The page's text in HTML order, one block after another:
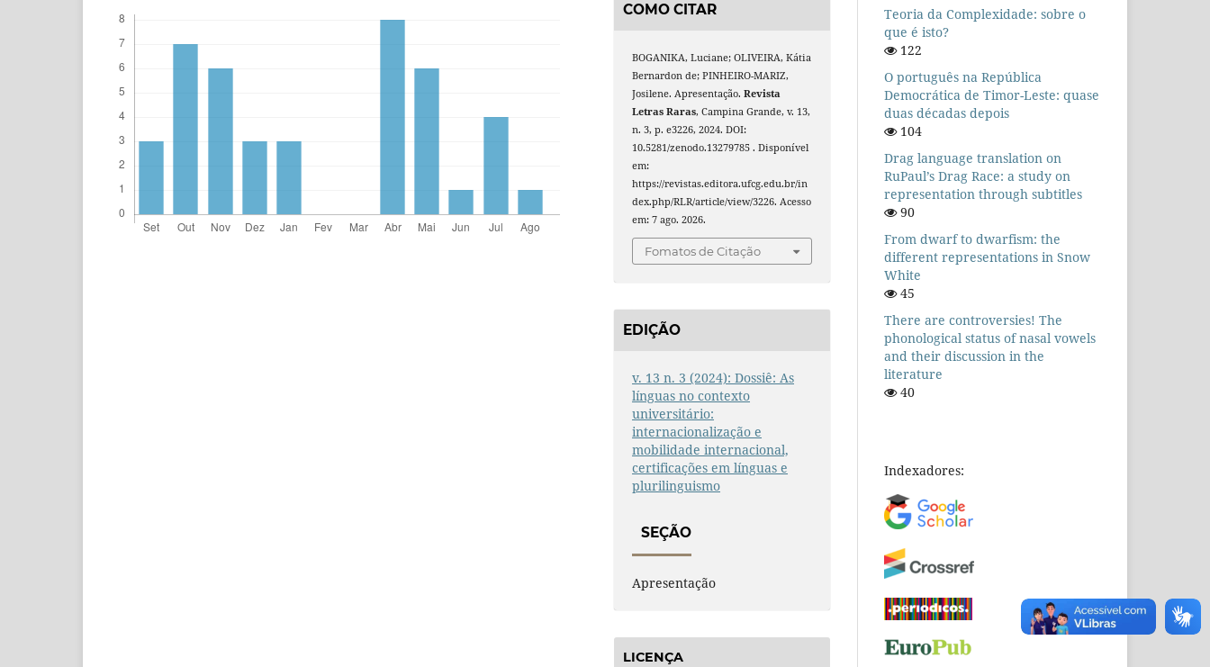
COMO CITAR
BOGANIKA, Luciane; OLIVEIRA, Kátia
Bernardon de; PINHEIRO-MARIZ,
Josilene. Apresentação.Revista
Letras Raras, Campina Grande, v. 13,
n. 3, p. e3226, 2024. DOI:
10.5281/zenodo.13279785 . Disponível
em:
https://revistas.editora.ufcg.edu.br/in
dex.php/RLR/article/view/3226. Acesso
em: 7 ago. 2026.
Fomatos de Citação
EDIÇÃO
v. 13 n. 3 (2024): Dossiê: As
línguas no contexto
universitário:
internacionalização e
mobilidade internacional,
certificações em línguas e
plurilinguismo
SEÇÃO
Apresentação
LICENÇA
Teoria da Complexidade: sobre o
que é isto?
122
O português na República
Democrática de Timor-Leste: quase
duas décadas depois
104
Drag language translation on
RuPaul’s Drag Race: a study on
representation through subtitles
90
From dwarf to dwarfism: the
different representations in Snow
White
45
There are controversies! The
phonological status of nasal vowels
and their discussion in the
literature
40
Indexadores: